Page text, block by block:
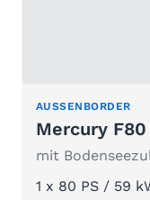
AUSSENBORDER
Mercury F80
mit
1 x 80 PS / 59